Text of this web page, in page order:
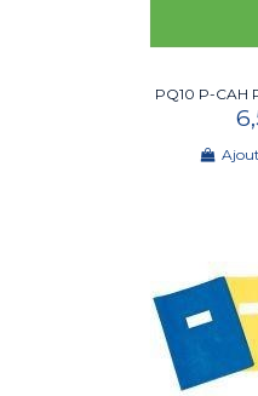
PQ10 P-CAH